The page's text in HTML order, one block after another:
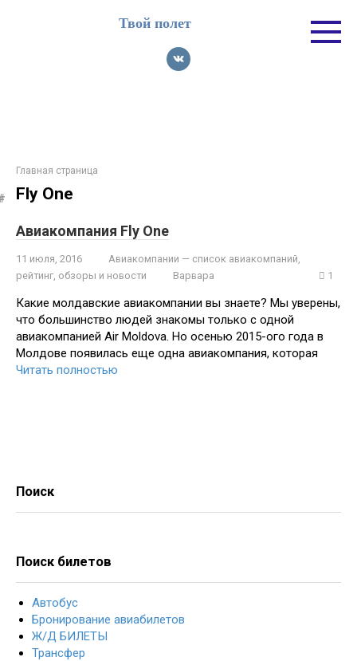
Твой полет
Главная страница
Fly One
Авиакомпания Fly One
11 июля, 2016
Авиакомпании — список авиакомпаний,
рейтинг, обзоры и новости
Варвара 1
Какие молдавские авиакомпании вы знаете? Мы уверены,
что большинство людей знакомы только с одной
авиакомпанией Air Moldova. Но осенью 2015-ого года в
Молдове появилась еще одна авиакомпания, которая
Читать полностью
Поиск
Поиск билетов
Автобус
Бронирование авиабилетов
Ж/Д БИЛЕТЫ
Трансфер